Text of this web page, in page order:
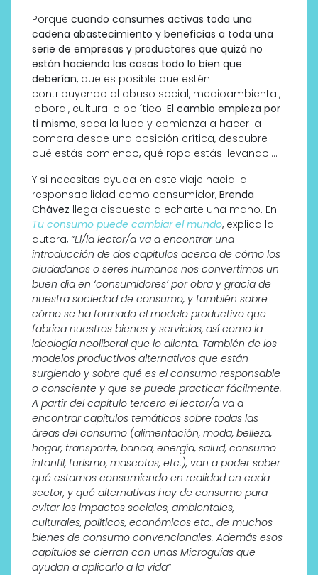
Porque cuando consumes activas toda una
cadena abastecimiento y beneficias a toda una
serie de empresas y productores que quizá no
están haciendo las cosas todo lo bien que
deberían, que es posible que estén
contribuyendo al abuso social, medioambiental,
laboral, cultural o político. El cambio empieza por
ti mismo, saca la lupa y comienza a hacer la
compra desde una posición crítica, descubre
qué estás comiendo, qué ropa estás llevando….
Y si necesitas ayuda en este viaje hacia la
responsabilidad como consumidor, Brenda
Chávez llega dispuesta a echarte una mano. En
Tu consumo puede cambiar el mundo, explica la
autora, “El/la lector/a va a encontrar una
introducción de dos capítulos acerca de cómo los
ciudadanos o seres humanos nos convertimos un
buen día en ‘consumidores’ por obra y gracia de
nuestra sociedad de consumo, y también sobre
cómo se ha formado el modelo productivo que
fabrica nuestros bienes y servicios, así como la
ideología neoliberal que lo alienta. También de los
modelos productivos alternativos que están
surgiendo y sobre qué es el consumo responsable
o consciente y que se puede practicar fácilmente.
A partir del capítulo tercero el lector/a va a
encontrar capítulos temáticos sobre todas las
áreas del consumo (alimentación, moda, belleza,
hogar, transporte, banca, energía, salud, consumo
infantil, turismo, mascotas, etc.), van a poder saber
qué estamos consumiendo en realidad en cada
sector, y qué alternativas hay de consumo para
evitar los impactos sociales, ambientales,
culturales, políticos, económicos etc., de muchos
bienes de consumo convencionales. Además esos
capítulos se cierran con unas Microguías que
ayudan a aplicarlo a la vida”.